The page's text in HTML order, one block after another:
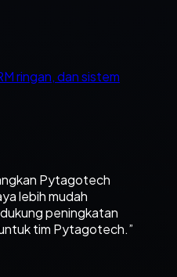
ringan, dan sistem
Pytagotech
lebih mudah
peningkatan
tim Pytagotech.”